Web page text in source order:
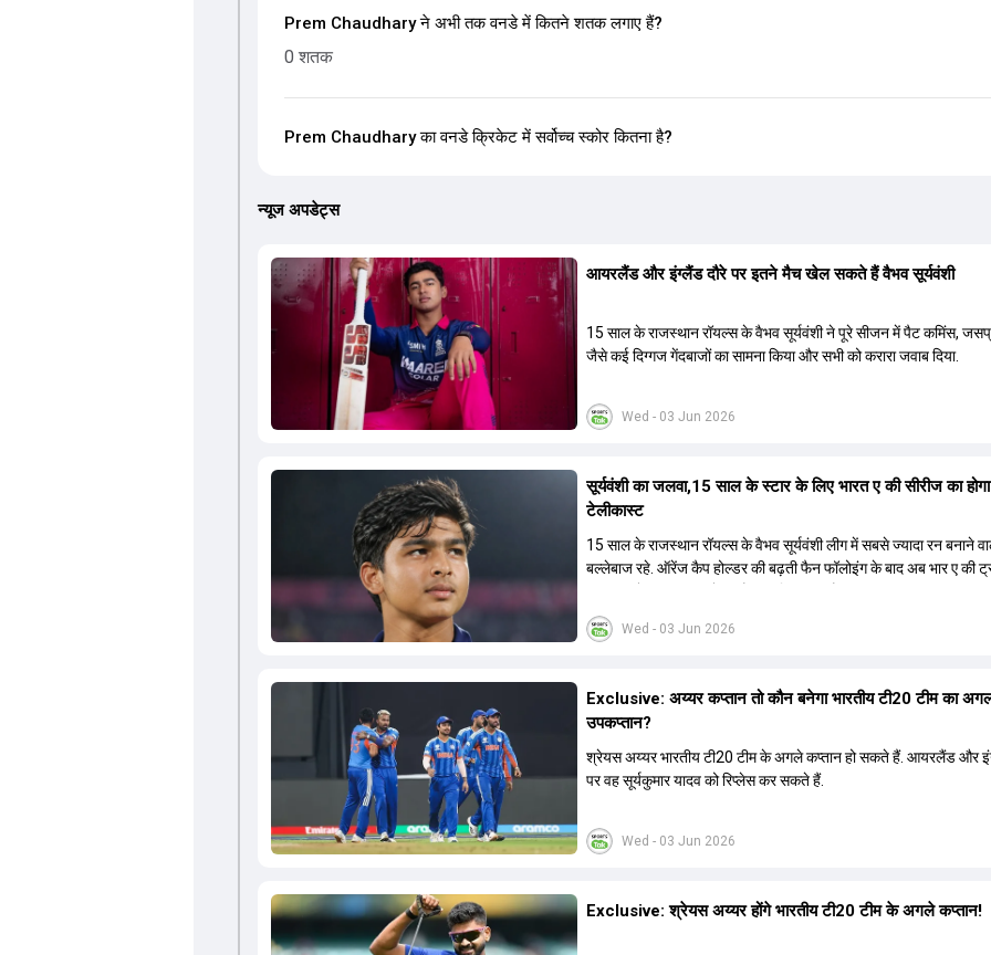
Prem Chaudhary ने अभी तक वनडे में कितने शतक लगाए हैं?
0 शतक
Prem Chaudhary का वनडे क्रिकेट में सर्वोच्च स्कोर कितना है?
न्यूज अपडेट्स
Wed - 03 Jun 2026
आयरलैंड और इंग्लैंड दौरे पर इतने मैच खेल सकते हैं वैभव सूर्यवंशी
15 साल के राजस्थान रॉयल्स के वैभव सूर्यवंशी ने पूरे सीजन में पैट कमिंस,
जैसे कई द‍िग्गज गेंदबाजों का सामना किया और सभी को करारा जवाब द‍िया.
Wed - 03 Jun 2026
सूर्यवंशी का जलवा,15 साल के स्टार के लिए भारत ए की सीरीज का
टेलीकास्ट
15 साल के राजस्थान रॉयल्स के वैभव सूर्यवंशी लीग में सबसे ज्यादा रन बनाने
बल्लेबाज रहे. ऑरेंज कैप होल्डर की बढ़ती फैन फॉलोइंग के बाद अब भार ए की
Wed - 03 Jun 2026
Exclusive: अय्यर कप्तान तो कौन बनेगा भारतीय टी20 टीम का
उपकप्तान?
श्रेयस अय्यर भारतीय टी20 टीम के अगले कप्तान हो सकते हैं. आयरलैंड और
पर वह सूर्यकुमार यादव को रिप्लेस कर सकते हैं.
Exclusive: श्रेयस अय्यर होंगे भारतीय टी20 टीम के अगले कप्तान!